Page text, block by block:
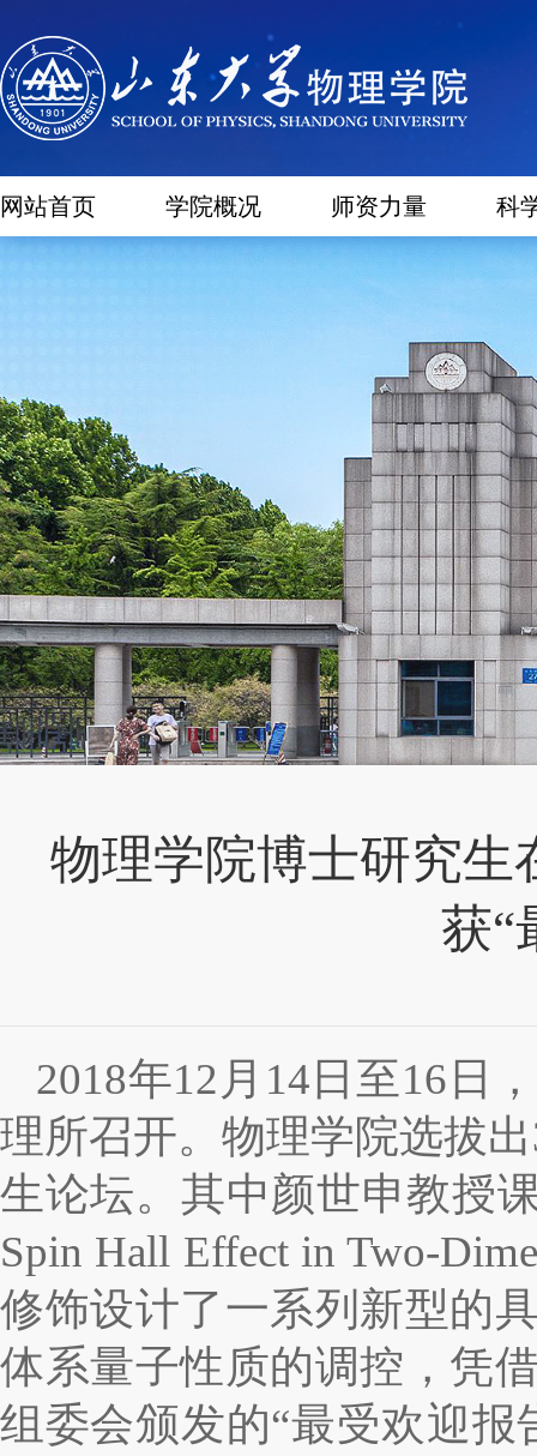
网站首页 学院概况 师资力量 科
物理学院博士研究生
获“
2018年12月14日至16日
理所召开。物理学院选拔
生论坛。其中颜世申教授
Spin Hall Effect in Two-
修饰设计了一系列新型的
体系量子性质的调控，凭
组委会颁发的“最受欢迎报